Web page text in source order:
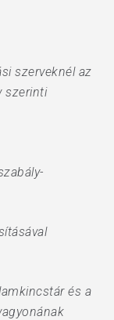
szerveknél az
szerinti
és a